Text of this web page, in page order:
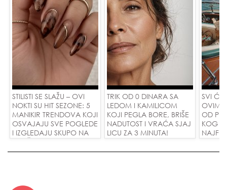
STILISTI SE SLAŽU – OVI
NOKTI SU HIT SEZONE: 5
MANIKIR TRENDOVA KOJI
OSVAJAJU SVE POGLEDE
I IZGLEDAJU SKUPO NA
TRIK OD 0 DINARA SA
LEDOM I KAMILICOM
KOJI PEGLA BORE, BRIŠE
NADUTOST I VRAĆA SJAJ
LICU ZA 3 MINUTA!
SVI ĆE
OVIM
OD
KOG